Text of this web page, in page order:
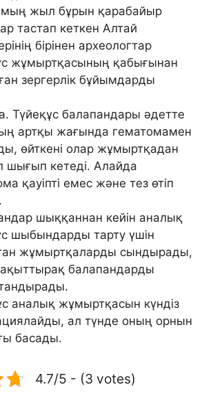
жыл бұрын қарабайыр
тастап кеткен Алтай
бірінен археологтар
жұмыртқасының қабығынан
зергерлік бұйымдарды
Түйеқұс балапандары әдетте
артқы жағында гематомамен
өйткені олар жұмыртқадан
шығып кетеді. Алайда
қауіпті емес және тез өтіп
шыққаннан кейін аналық
шыбындарды тарту үшін
жұмыртқаларды сындырады,
балапандарды
аналық жұмыртқасын күндіз
ал түнде оның орнын
басады.
4.7/5 - (3 votes)